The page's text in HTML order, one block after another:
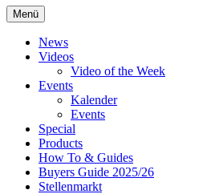
Menü
News
Videos
Video of the Week
Events
Kalender
Events
Special
Products
How To & Guides
Buyers Guide 2025/26
Stellenmarkt